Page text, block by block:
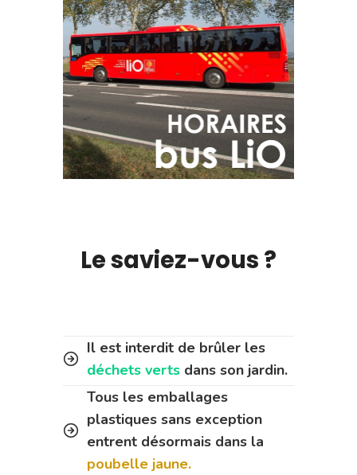
Le saviez-vous ?
Il est interdit de brûler les
déchets verts dans son jardin.
Tous les emballages
plastiques sans exception
entrent désormais dans la
poubelle jaune.